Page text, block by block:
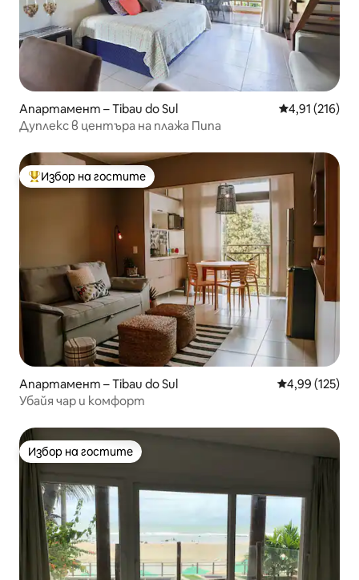
Апартамент – Tibau do Sul Средна
4,91 (216)
Дуплекс в центъра на плажа Пипа
Най-популярен избор на гостите
Избор на гостите
Апартамент – Tibau do Sul Средна
4,99 (125)
Убайя чар и комфорт
Избор на гостите
Избор на гостите